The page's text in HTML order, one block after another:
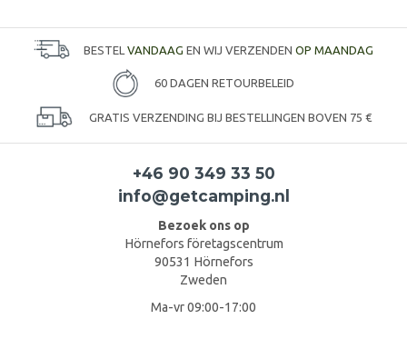
BESTEL VANDAAG EN WIJ VERZENDEN OP MAANDAG
60 DAGEN RETOURBELEID
GRATIS VERZENDING BIJ BESTELLINGEN BOVEN 75 €
+46 90 349 33 50
info@getcamping.nl
Bezoek ons op
Hörnefors företagscentrum
90531 Hörnefors
Zweden
Ma-vr 09:00-17:00